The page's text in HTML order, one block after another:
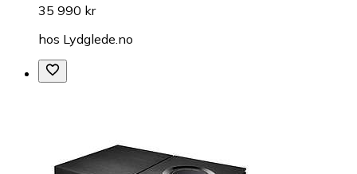
35 990 kr
hos Lydglede.no